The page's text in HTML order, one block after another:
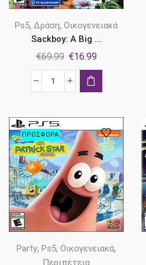
Ps5, Δράση, Οικογενειακά
Sackboy: A Big ...
€69.99 Original
price
was:
€16.99Η
τρέχουσα
Sackboy:
Big
Adventure
Ps5
ποσότητα
ΠΡΟΣΦΟΡΆ
Party, Ps5, Οικογενειακά,
Περιπέτεια